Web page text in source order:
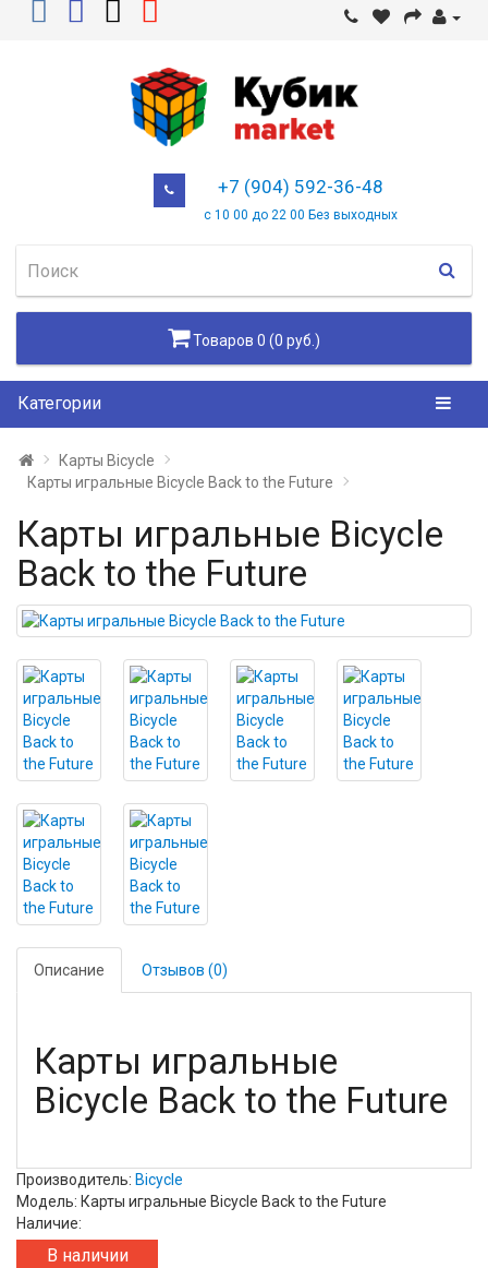
+7 (904) 592-36-48
с 10 00 до 22 00 Без выходных
Товаров 0 (0 руб.)
Категории
Карты Bicycle
Карты игральные Bicycle Back to the Future
Карты игральные Bicycle
Back to the Future
Описание Отзывов (0)
Карты игральные
Bicycle Back to the Future
Производитель: Bicycle
Модель: Карты игральные Bicycle Back to the Future
Наличие:
В наличии